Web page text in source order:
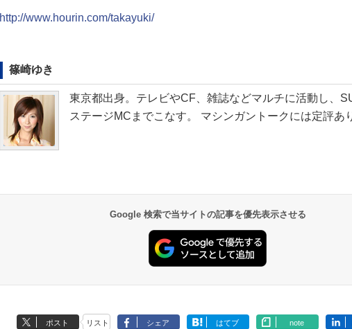
http://www.hourin.com/takayuki/
篠崎ゆき
東京都出身。テレビやCF、雑誌などマルチに活動し、
ステージMCまでこなす。 マシンガントークには定評あ
Google 検索で当サイトの記事を優先表示させる
ポスト リスト シェア はてブ note